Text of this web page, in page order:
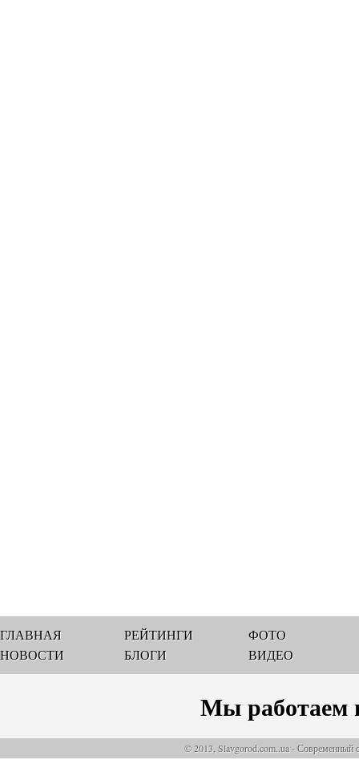
ГЛАВНАЯ
НОВОСТИ
РЕЙТИНГИ
БЛОГИ
ФОТО
ВИДЕО
Мы работаем
© 2013, Slavgorod.com..ua - Современный